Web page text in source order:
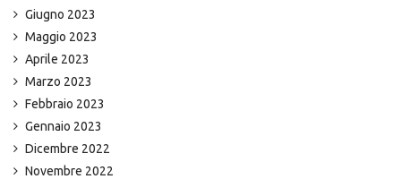
Giugno 2023
Maggio 2023
Aprile 2023
Marzo 2023
Febbraio 2023
Gennaio 2023
Dicembre 2022
Novembre 2022